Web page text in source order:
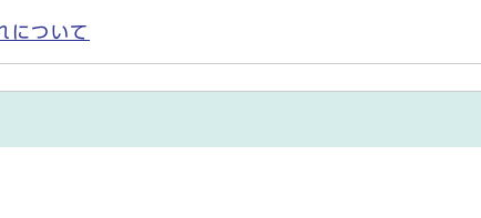
について